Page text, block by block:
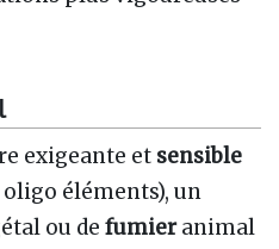
exigeante et sensible
éléments), un
ou de fumieranimal